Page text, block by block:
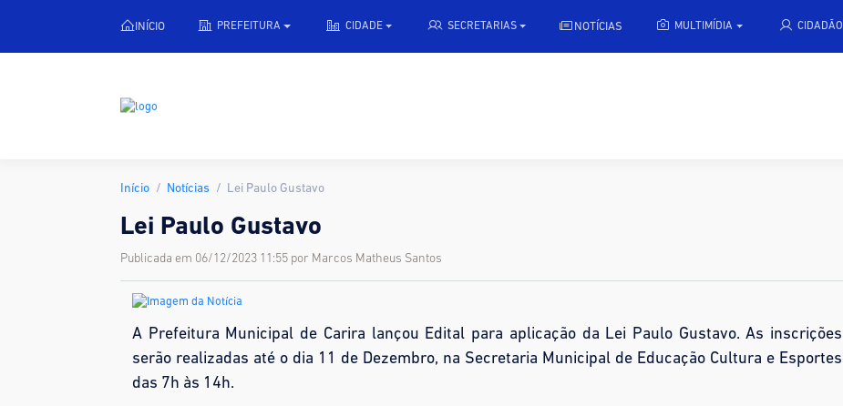
INÍCIO PREFEITURA CIDADE SECRETARIAS NOTÍCIAS MULTIMÍDIA CIDADÃO
Início Notícias Lei Paulo Gustavo
Lei Paulo Gustavo
Publicada em 06/12/2023 11:55 por Marcos Matheus Santos
A Prefeitura Municipal de Carira lançou Edital para aplicação da Lei Paulo Gustavo. As inscrições
serão realizadas até o dia 11 de Dezembro, na Secretaria Municipal de Educação Cultura e Esportes
das 7h às 14h.